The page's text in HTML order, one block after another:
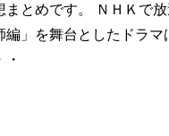
まとめです。 ＮＨＫで
編」を舞台としたドラマ